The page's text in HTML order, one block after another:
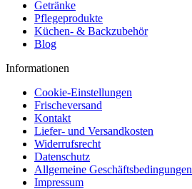
Getränke
Pflegeprodukte
Küchen- & Backzubehör
Blog
Informationen
Cookie-Einstellungen
Frischeversand
Kontakt
Liefer- und Versandkosten
Widerrufsrecht
Datenschutz
Allgemeine Geschäftsbedingungen
Impressum